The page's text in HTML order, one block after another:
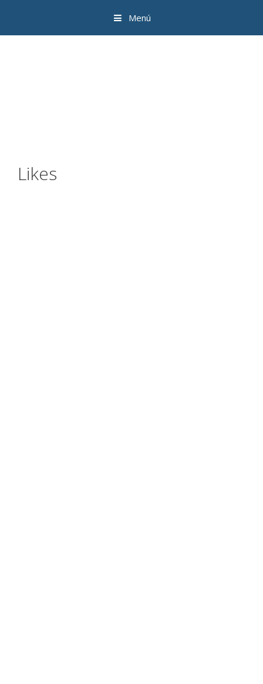
Menú
Likes